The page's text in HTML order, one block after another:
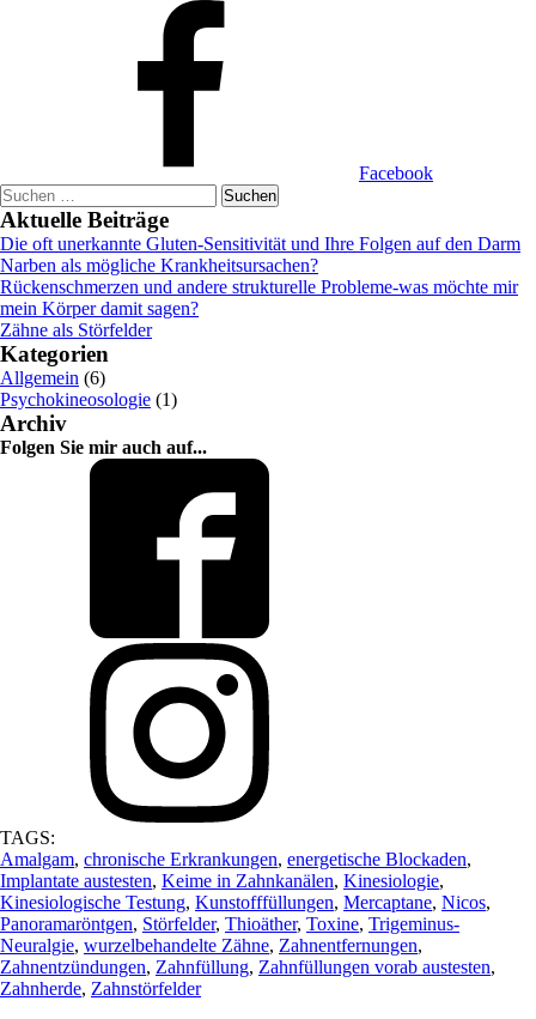
Facebook
Suchen
nach:
Aktuelle Beiträge
Die oft unerkannte Gluten-Sensitivität und Ihre Folgen auf den Darm
Narben als mögliche Krankheitsursachen?
Rückenschmerzen und andere strukturelle Probleme-was möchte mir
mein Körper damit sagen?
Zähne als Störfelder
Kategorien
Allgemein (6)
Psychokineosologie (1)
Archiv
Folgen Sie mir auch auf...
TAGS:
Amalgam, chronische Erkrankungen, energetische Blockaden,
Implantate austesten, Keime in Zahnkanälen, Kinesiologie,
Kinesiologische Testung, Kunstofffüllungen, Mercaptane, Nicos,
Panoramaröntgen, Störfelder, Thioäther, Toxine, Trigeminus-
Neuralgie, wurzelbehandelte Zähne, Zahnentfernungen,
Zahnentzündungen, Zahnfüllung, Zahnfüllungen vorab austesten,
Zahnherde, Zahnstörfelder